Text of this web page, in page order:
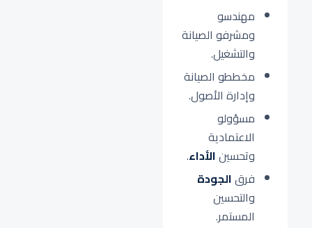
مهندسو
ومشرفو الصيانة
والتشغيل.
مخططو الصيانة
وإدارة الأصول.
مسؤولو
الاعتمادية
وتحسينالأداء.
فرقالجودة
والتحسين
المستمر.